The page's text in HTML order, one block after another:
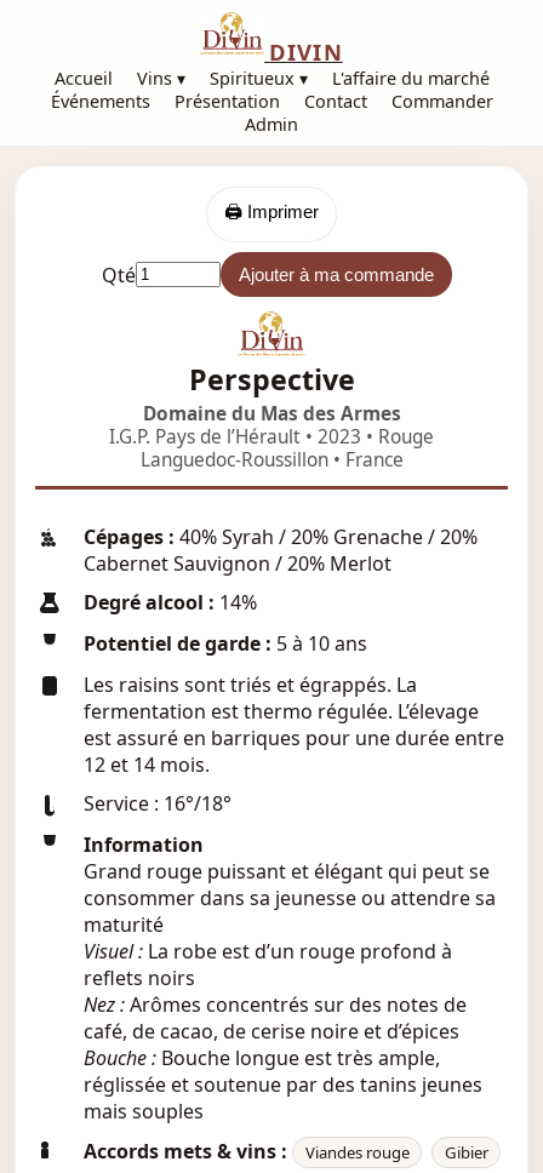
DIVIN
Accueil Vins ▾ Spiritueux ▾
L'affaire du marché
Événements
Présentation Contact
Commander
Admin
🖨️ Imprimer
Qté Ajouter à ma commande
Perspective
Domaine du Mas des Armes
I.G.P. Pays de l’Hérault • 2023 • Rouge
Languedoc-Roussillon • France
Cépages : 40% Syrah / 20% Grenache / 20%
Cabernet Sauvignon / 20% Merlot
Degré alcool : 14%
Potentiel de garde : 5 à 10 ans
Les raisins sont triés et égrappés. La
fermentation est thermo régulée. L’élevage
est assuré en barriques pour une durée entre
12 et 14 mois.
Service : 16°/18°
Information
Grand rouge puissant et élégant qui peut se
consommer dans sa jeunesse ou attendre sa
maturité
Visuel : La robe est d’un rouge profond à
reflets noirs
Nez :Arômes concentrés sur des notes de
café, de cacao, de cerise noire et d’épices
Bouche : Bouche longue est très ample,
réglissée et soutenue par des tanins jeunes
mais souples
Accords mets & vins :
Viandes rouge Gibier